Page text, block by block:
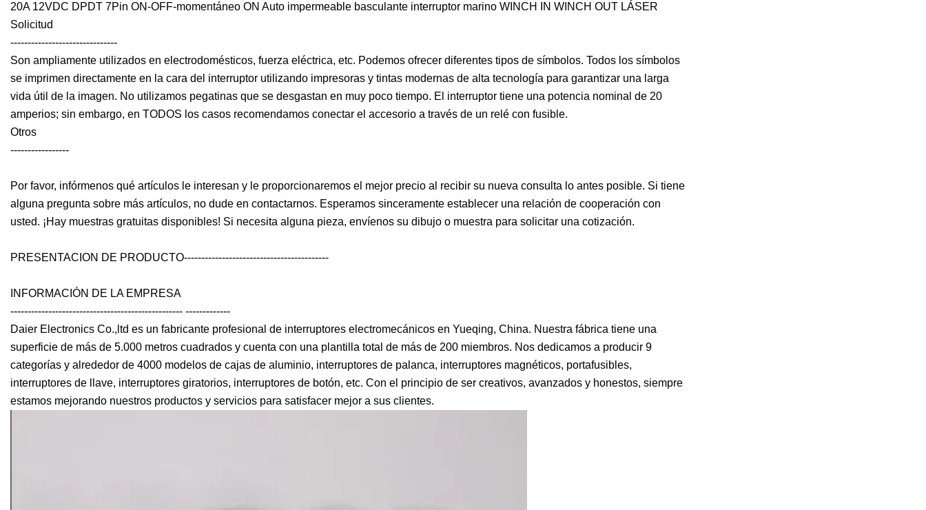
20A 12VDC DPDT 7Pin ON-OFF-momentáneo ON Auto impermeable basculante interruptor marino WINCH IN WINCH OUT LÁSER
Solicitud
-------------------------------
Son ampliamente utilizados en electrodomésticos, fuerza eléctrica, etc. Podemos ofrecer diferentes tipos de símbolos. Todos los símbolos
se imprimen directamente en la cara del interruptor utilizando impresoras y tintas modernas de alta tecnología para garantizar una larga
vida útil de la imagen. No utilizamos pegatinas que se desgastan en muy poco tiempo. El interruptor tiene una potencia nominal de 20
amperios; sin embargo, en TODOS los casos recomendamos conectar el accesorio a través de un relé con fusible.
Otros
-----------------
Por favor, infórmenos qué artículos le interesan y le proporcionaremos el mejor precio al recibir su nueva consulta lo antes posible. Si tiene
alguna pregunta sobre más artículos, no dude en contactarnos. Esperamos sinceramente establecer una relación de cooperación con
usted. ¡Hay muestras gratuitas disponibles! Si necesita alguna pieza, envíenos su dibujo o muestra para solicitar una cotización.
PRESENTACION DE PRODUCTO------------------------------------------
INFORMACIÓN DE LA EMPRESA
-------------------------------------------------- -------------
Daier Electronics Co.,ltd es un fabricante profesional de interruptores electromecánicos en Yueqing, China. Nuestra fábrica tiene una
superficie de más de 5.000 metros cuadrados y cuenta con una plantilla total de más de 200 miembros. Nos dedicamos a producir 9
categorías y alrededor de 4000 modelos de cajas de aluminio, interruptores de palanca, interruptores magnéticos, portafusibles,
interruptores de llave, interruptores giratorios, interruptores de botón, etc. Con el principio de ser creativos, avanzados y honestos, siempre
estamos mejorando nuestros productos y servicios para satisfacer mejor a sus clientes.